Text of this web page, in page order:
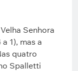
Senhora
1), mas a
quatro
Spalletti